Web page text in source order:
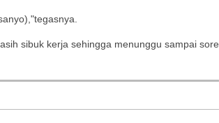
sibuk kerja sehingga menunggu sampai sore